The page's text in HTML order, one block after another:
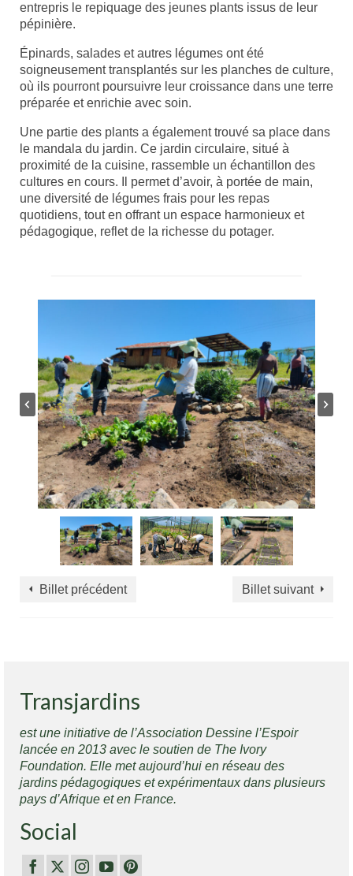
entrepris le repiquage des jeunes plants issus de leur
pépinière.
Épinards, salades et autres légumes ont été
soigneusement transplantés sur les planches de culture,
où ils pourront poursuivre leur croissance dans une terre
préparée et enrichie avec soin.
Une partie des plants a également trouvé sa place dans
le mandala du jardin. Ce jardin circulaire, situé à
proximité de la cuisine, rassemble un échantillon des
cultures en cours. Il permet d’avoir, à portée de main,
une diversité de légumes frais pour les repas
quotidiens, tout en offrant un espace harmonieux et
pédagogique, reflet de la richesse du potager.
Billet précédent Billet suivant
Transjardins
est une initiative de l’Association Dessine l’Espoir
lancée en 2013 avec le soutien de The Ivory
Foundation. Elle met aujourd’hui en réseau des
jardins pédagogiques et expérimentaux dans plusieurs
pays d’Afrique et en France.
Social